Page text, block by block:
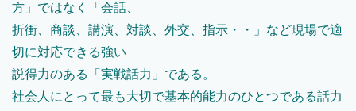
方」ではなく「会話、
折衝、商談、講演、対談、外交、指示・・」など現場で適
切に対応できる強い
説得力のある「実戦話力」である。
社会人にとって最も大切で基本的能力のひとつである話力